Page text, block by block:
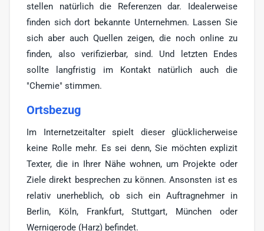
stellen natürlich die Referenzen dar. Idealerweise
finden sich dort bekannte Unternehmen. Lassen Sie
sich aber auch Quellen zeigen, die noch online zu
finden, also verifizierbar, sind. Und letzten Endes
sollte langfristig im Kontakt natürlich auch die
"Chemie" stimmen.
Ortsbezug
Im Internetzeitalter spielt dieser glücklicherweise
keine Rolle mehr. Es sei denn, Sie möchten explizit
Texter, die in Ihrer Nähe wohnen, um Projekte oder
Ziele direkt besprechen zu können. Ansonsten ist es
relativ unerheblich, ob sich ein Auftragnehmer in
Berlin, Köln, Frankfurt, Stuttgart, München oder
Wernigerode (Harz) befindet.